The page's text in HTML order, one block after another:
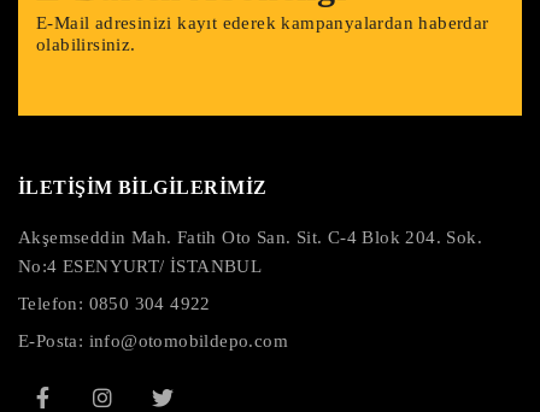
E-Mail adresinizi kayıt ederek kampanyalardan haberdar
olabilirsiniz.
İLETİŞİM BİLGİLERİMİZ
Akşemseddin Mah. Fatih Oto San. Sit. C-4 Blok 204. Sok.
No:4 ESENYURT/ İSTANBUL
Telefon: 0850 304 4922
E-Posta: info@otomobildepo.com